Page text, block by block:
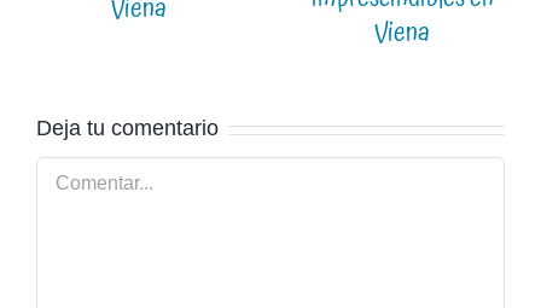
Viena
Viena
Deja tu comentario
Comentar